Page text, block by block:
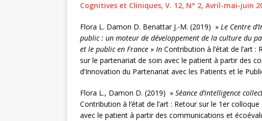
Cognitives et Cliniques, V. 12, N° 2, Avril-mai-juin
Flora L. Damon D. Benattar J.-M. (2019) » Le Centre
public : un moteur de développement de la culture du
et le public en France » In Contribution à l’état de l’art
sur le partenariat de soin avec le patient à partir des
d’Innovation du Partenariat avec les Patients et le
Flora L., Damon D. (2019) » Séance d’intelligence
Contribution à l’état de l’art : Retour sur le 1er
avec le patient à partir des communications et